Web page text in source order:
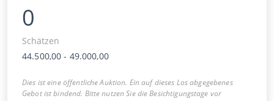
0
Schätzen
44.500,00 - 49.000,00
Dies ist eine öffentliche Auktion. Ein auf dieses Los abgegebenes
Gebot ist bindend. Bitte nutzen Sie die Besichtigungstage vor